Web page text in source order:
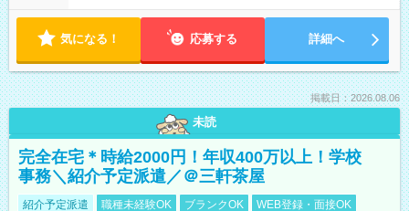
気になる！ 応募する 詳細へ
掲載日：2026.08.06
未読
完全在宅＊時給2000円！年収400万以上！学校
事務＼紹介予定派遣／＠三軒茶屋
紹介予定派遣 職種未経験OK ブランクOK WEB登録・面接OK